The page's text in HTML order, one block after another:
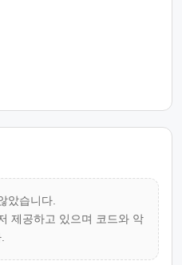
았습니다.
제공하고 있으며 코드와 악